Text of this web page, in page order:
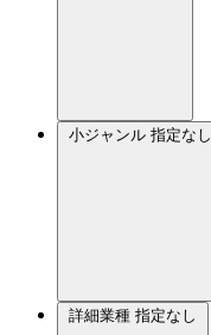
小ジャンル 指定なし
詳細業種 指定なし